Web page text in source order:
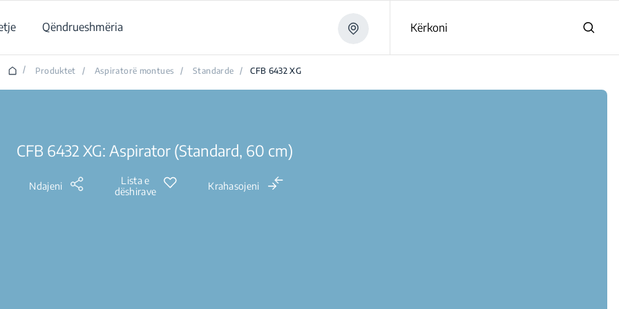
Qëndrueshmëria Kërkoni
/ Produktet / Aspiratorë montues / Standarde / CFB 6432 XG
CFB 6432 XG: Aspirator (Standard, 60 cm)
Ndajeni
Lista e
dëshirave
Krahasojeni